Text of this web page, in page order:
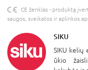
CE ženklas - produktą
saugos, sveikatos ir aplinkos
SIKU
SIKU kelių
ūkio